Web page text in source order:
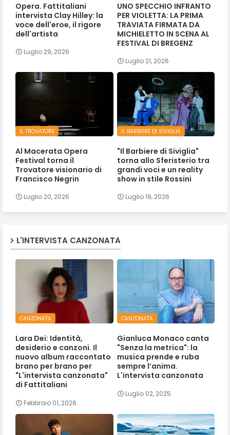
Opera. Fattitaliani
intervista Clay Hilley: la
voce dell'eroe, il rigore
dell'artista
Luglio 29, 2026
UNO SPECCHIO INFRANTO
PER VIOLETTA: LA PRIMA
TRAVIATA FIRMATA DA
MICHIELETTO IN SCENA AL
FESTIVAL DI BREGENZ
Luglio 21, 2026
IL TROVATORE
Al Macerata Opera
Festival torna il
Trovatore visionario di
Francisco Negrin
Luglio 20, 2026
IL BARBIERE DI SIVIGLIA
"Il Barbiere di Siviglia"
torna allo Sferisterio tra
grandi voci e un reality
show in stile Rossini
Luglio 19, 2026
L'INTERVISTA CANZONATA
CANZONATA
Lara Dei: Identità,
desiderio e canzoni. Il
nuovo album raccontato
brano per brano per
"L'intervista canzonata"
di Fattitaliani
Febbraio 01, 2026
CANZONATA
Gianluca Monaco canta
"Senza la metrica": la
musica prende e ruba
sempre l’anima.
L'intervista canzonata
Luglio 02, 2025